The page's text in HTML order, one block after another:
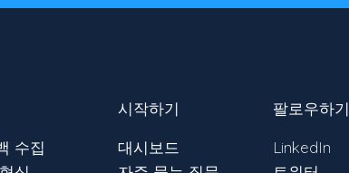
수집
시작하기
대시보드
팔로우하기
LinkedIn